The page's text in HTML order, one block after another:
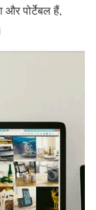
पोर्टेबल हैं,